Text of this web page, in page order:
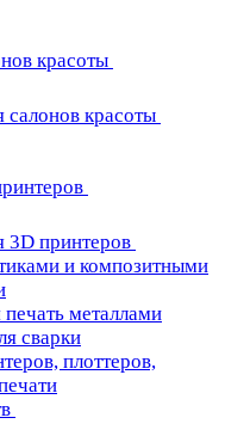
красоты
красоты
3D принтеров
и композитными
металлами
сварки
плоттеров,